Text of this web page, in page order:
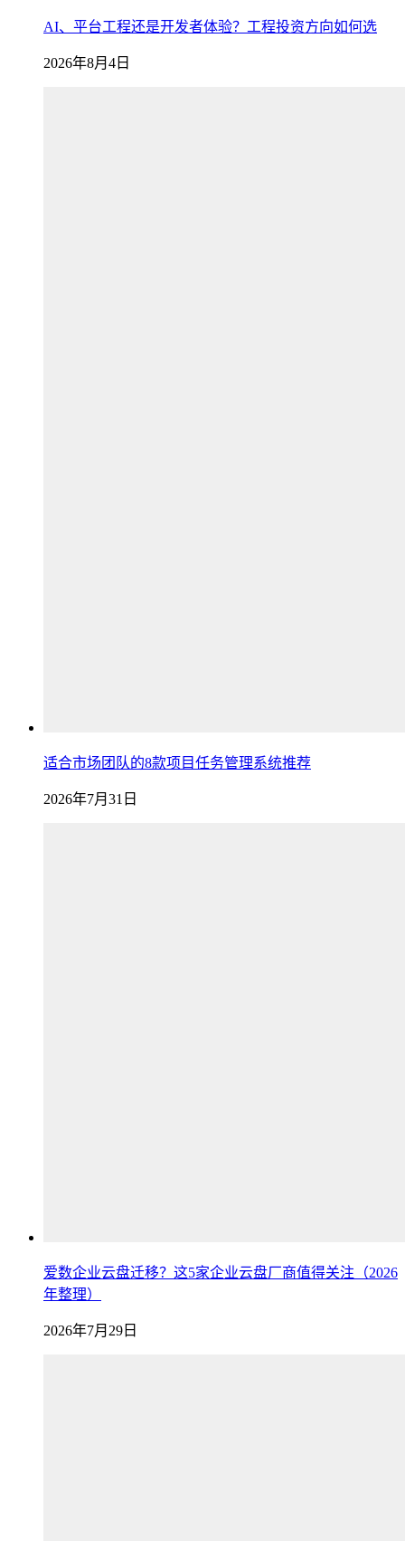
AI、平台工程还是开发者体验？工程投资方向如何选
2026年8月4日
适合市场团队的8款项目任务管理系统推荐
2026年7月31日
爱数企业云盘迁移？这5家企业云盘厂商值得关注（2026
年整理）
2026年7月29日